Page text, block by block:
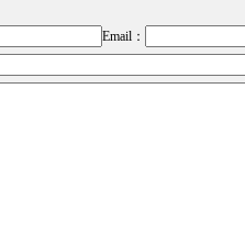
Email：